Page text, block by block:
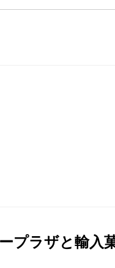
プラザと輸入